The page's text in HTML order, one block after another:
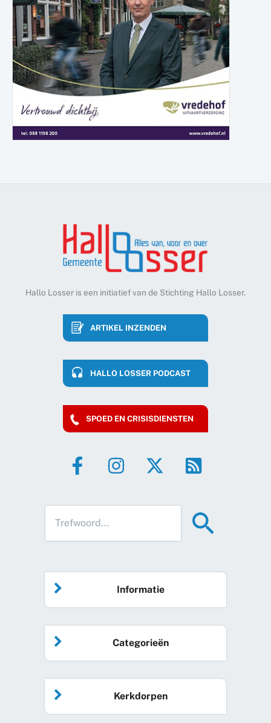
Hallo Losser is een initiatief van de Stichting Hallo Losser.
ARTIKEL INZENDEN
HALLO LOSSER PODCAST
SPOED EN CRISISDIENSTEN
Informatie
Home
Agenda
Categorieën
Algemeen nieuws
Kerkdorpen